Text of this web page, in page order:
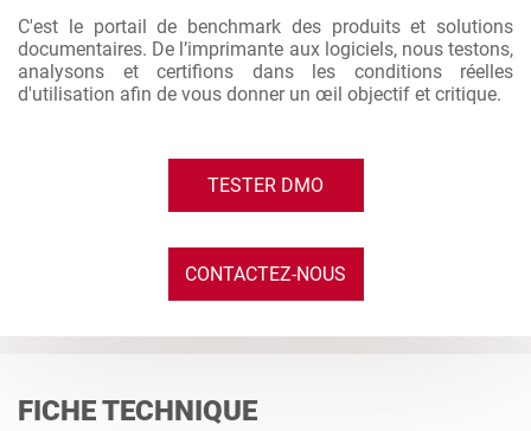
C'est le portail de benchmark des produits et solutions
documentaires. De l’imprimante aux logiciels, nous testons,
analysons et certifions dans les conditions réelles
d'utilisation afin de vous donner un œil objectif et critique.
TESTER DMO
CONTACTEZ-NOUS
FICHE TECHNIQUE